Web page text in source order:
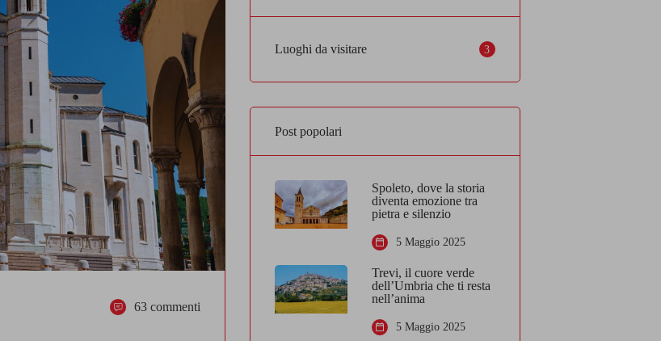
63 commenti
Luoghi da visitare 3
Post popolari
Spoleto, dove la storia
diventa emozione tra
pietra e silenzio
5 Maggio 2025
Trevi, il cuore verde
dell’Umbria che ti resta
nell’anima
5 Maggio 2025